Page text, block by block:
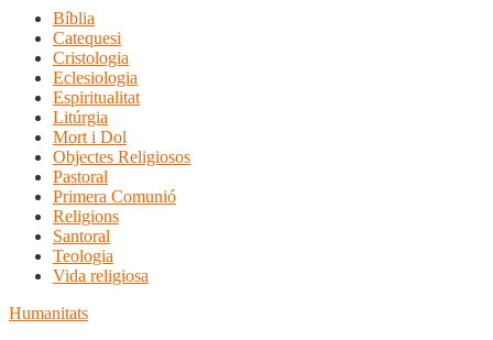
Bíblia
Catequesi
Cristologia
Eclesiologia
Espiritualitat
Litúrgia
Mort i Dol
Objectes Religiosos
Pastoral
Primera Comunió
Religions
Santoral
Teologia
Vida religiosa
Humanitats